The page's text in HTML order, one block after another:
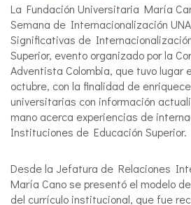
La Fundación Universitaria María
Semana de Internacionalización
Significativas de
Superior, evento organizado por la
Adventista Colombia, que tuvo lugar
octubre, con la finalidad de
universitarias con información
mano acerca experiencias de
Instituciones de Educación Superior.
Desde la Jefatura de Relaciones
María Cano se presentó el modelo
del currículo institucional, que fue